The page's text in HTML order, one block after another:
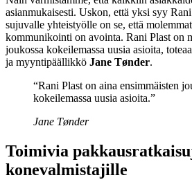
asianmukaisesti. Uskon, että yksi syy
sujuvalle yhteistyölle on se, että
kommunikointi on avointa. Rani Plast on
joukossa kokeilemassa uusia asioita,
ja myyntipäällikkö Jane Tønder.
“Rani Plast on aina ensimmäisten
kokeilemassa uusia asioita.”
Jane Tønder
Toimivia
konevalmistajille